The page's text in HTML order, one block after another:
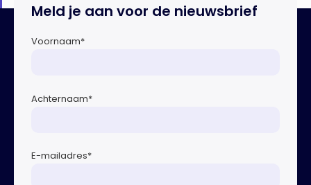
Meld je aan voor de nieuwsbrief
Voornaam*
Achternaam*
E-mailadres*